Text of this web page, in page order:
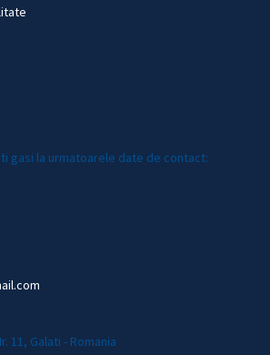
gasi la urmatoarele date de contact:
11, Galati - Romania